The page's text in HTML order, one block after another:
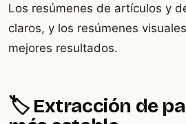
Los resúmenes de artículos y
claros, y los resúmenes
mejores resultados.
🏷️ Extracción de